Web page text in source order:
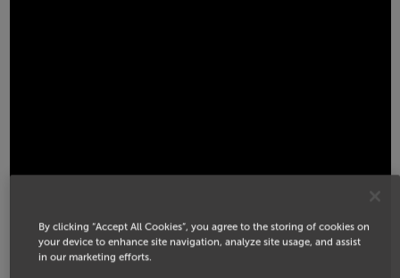
By clicking “Accept All Cookies”, you agree to the storing of cookies on
your device to enhance site navigation, analyze site usage, and assist
in our marketing efforts.